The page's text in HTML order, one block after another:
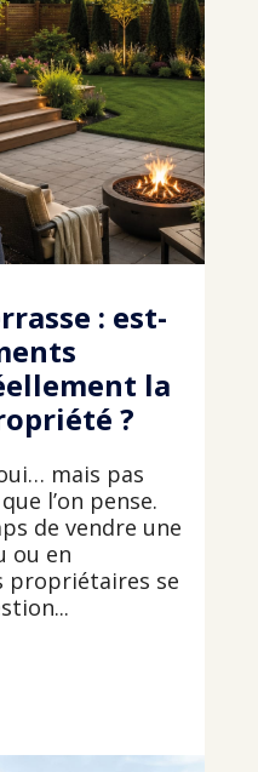
: est-
la
?
mais pas
l’on pense.
de vendre une
ou en
propriétaires se